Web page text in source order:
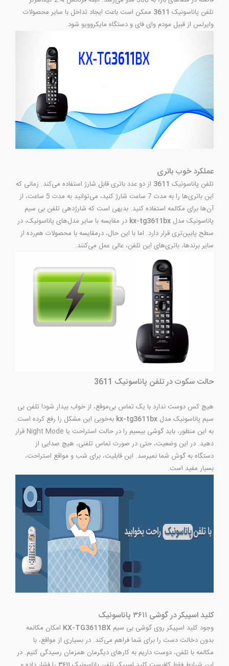
تلفن پاناسونیک 3611 ممکن است باعث ایجاد تداخل با سایر محصولات
وایرلس از قبیل مودم وای فای و دستگاه مایکروویو شود.
عملکرد خوب باتری
تلفن پاناسونیک 3611 از دو عدد باتری قابل شارژ استفاده می‌کند. زمانی که
این باتری‌ها را به مدت 7 ساعت شارژ کنید، می‌توانید به مدت 5 ساعت، از
آن‌ها برای مکالمه استفاده کنید. بدیهی است که شارژدهی تلفن بی سیم
پاناسونیک مدل kx-tg3611bx در مقایسه با سایر مدل‌های پاناسونیک، در
سطح پایین‌تری قرار دارد. اما با این حال، درمقایسه با محصولات هم‌رده از
سایر برندها، باتری‌‌های این تلفن، عالی عمل می‌کنند.
حالت سکوت در تلفن پاناسونیک 3611
هیچ کس دوست ندارد با یک تماس بی‌موقع، از خواب بیدار شود! تلفن بی
سیم پاناسونیک مدل kx-tg3611bx به‌خوبی این مشکل را رفع کرده است.
به این منظور، باید گوشی بیسیم را در حالت استراحت یا Night Mode قرار
دهید. در این وضعیت، حتی در صورت تماس تلفنی، هیچ صدایی از
دستگاه به گوش شما نمیرسد. این قابلیت، برای شب و مواقع استراحت،
بسیار مفید است.
کلید اسپیکر در گوشی ۳۶۱۱ پاناسونیک
وجود کلید اسپیکر روی گوشی بی سیم KX-TG3611BX امکان مکالمه
بدون دخالت دست را برای شما فراهم می‌کند. در بسیاری از مواقع، با
مکالمه با تلفن، دوست داریم به کارهای دیگرمان همزمان رسیدگی کنیم. در